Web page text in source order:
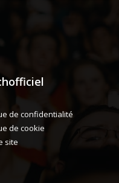
de confidentialité
de cookie
site